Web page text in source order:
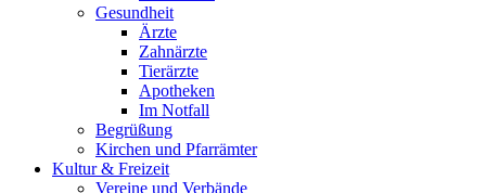
Gesundheit
Ärzte
Zahnärzte
Tierärzte
Apotheken
Im Notfall
Begrüßung
Kirchen und Pfarrämter
Kultur & Freizeit
Vereine und Verbände